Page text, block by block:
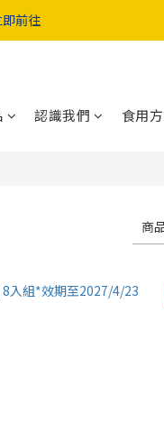
莓GABA益生菌
前往
認識我們 食用
商